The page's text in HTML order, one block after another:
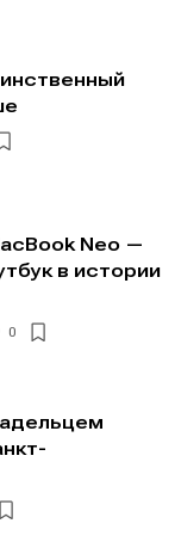
Neo —
в истории
0